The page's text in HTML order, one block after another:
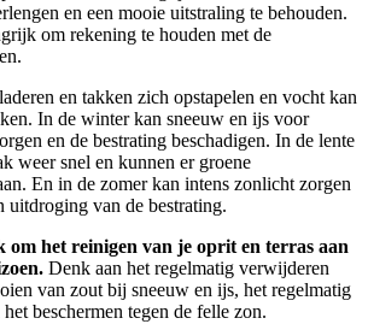
en een mooie uitstraling te behouden.
om rekening te houden met de
en takken zich opstapelen en vocht kan
In de winter kan sneeuw en ijs voor
en de bestrating beschadigen. In de lente
weer snel en kunnen er groene
En in de zomer kan intens zonlicht zorgen
uitdroging van de bestrating.
om het reinigen van je oprit en terras aan
Denk aan het regelmatig verwijderen
van zout bij sneeuw en ijs, het regelmatig
beschermen tegen de felle zon.